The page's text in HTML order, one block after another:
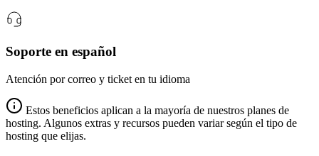
Soporte en español
Atención por correo y ticket en tu idioma
Estos beneficios aplican a la mayoría de nuestros planes de
hosting. Algunos extras y recursos pueden variar según el tipo de
hosting que elijas.